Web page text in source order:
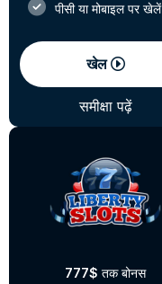
पीसी या मोबाइल पर खेलें
खेल
समीक्षा पढ़ें
777$ तक बोनस